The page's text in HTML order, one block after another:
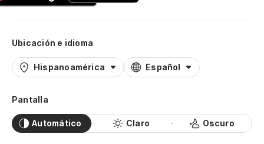
Ubicación e idioma
Hispanoamérica Español
Pantalla
Automático Claro Oscuro